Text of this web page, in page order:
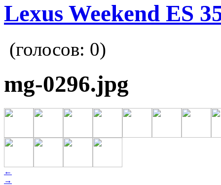
Lexus Weekend ES
(голосов: 0)
mg-0296.jpg
←
→